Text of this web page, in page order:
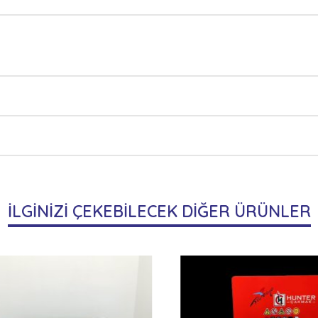
İLGİNİZİ ÇEKEBİLECEK DİĞER ÜRÜNLER